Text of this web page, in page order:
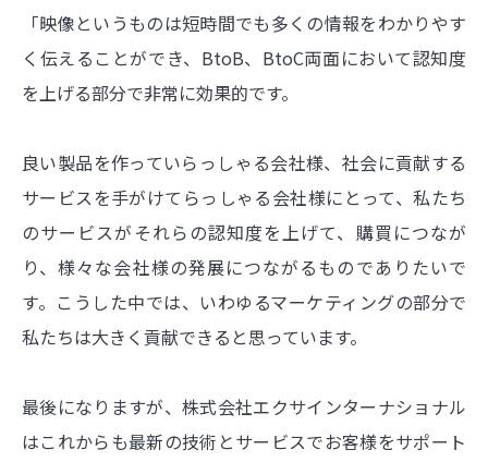
「映像というものは短時間でも多くの情報をわかりやす
く伝えることができ、BtoB、BtoC両面において認知度
を上げる部分で非常に効果的です。
良い製品を作っていらっしゃる会社様、社会に貢献する
サービスを手がけてらっしゃる会社様にとって、私たち
のサービスがそれらの認知度を上げて、購買につなが
り、様々な会社様の発展につながるものでありたいで
す。こうした中では、いわゆるマーケティングの部分で
私たちは大きく貢献できると思っています。
最後になりますが、株式会社エクサインターナショナル
はこれからも最新の技術とサービスでお客様をサポート